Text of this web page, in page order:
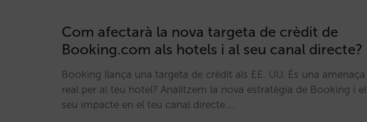
Com afectarà la nova targeta de crèdit de
Booking.com als hotels i al seu canal directe?
Booking llança una targeta de crèdit als EE. UU. És una amenaça
real per al teu hotel? Analitzem la nova estratègia de Booking i el
seu impacte en el teu canal directe.…